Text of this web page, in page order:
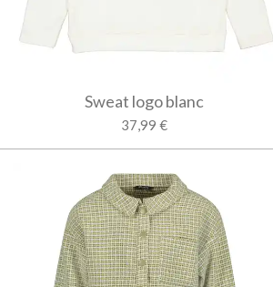
Sweat logo blanc
37,99 €